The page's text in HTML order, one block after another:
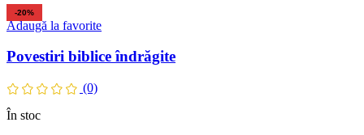
-20%
Adaugă la favorite
Povestiri biblice îndrăgite
(0)
În stoc